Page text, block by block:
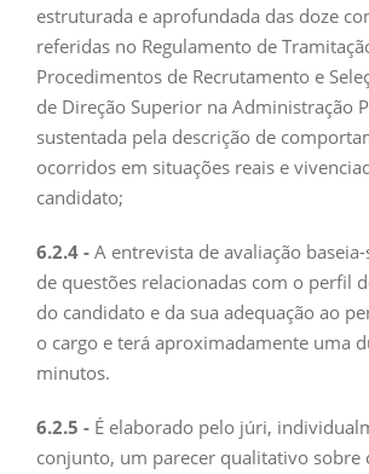
estruturada e aprofundada das doze
referidas no Regulamento de
Procedimentos de Recrutamento e
de Direção Superior na Administração
sustentada pela descrição de
ocorridos em situações reais e
candidato;
6.2.4 - A entrevista de avaliação
de questões relacionadas com o perfil
do candidato e da sua adequação ao
o cargo e terá aproximadamente uma
minutos.
6.2.5 - É elaborado pelo júri,
conjunto, um parecer qualitativo sobre